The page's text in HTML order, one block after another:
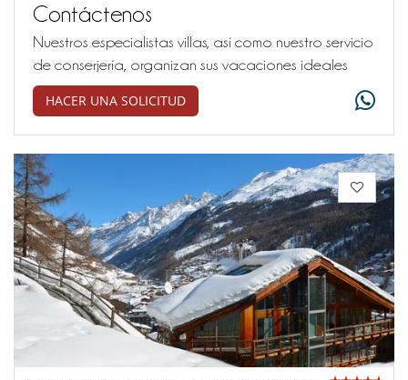
Contáctenos
Nuestros especialistas villas, así como nuestro servicio
de conserjería, organizan sus vacaciones ideales
HACER UNA SOLICITUD